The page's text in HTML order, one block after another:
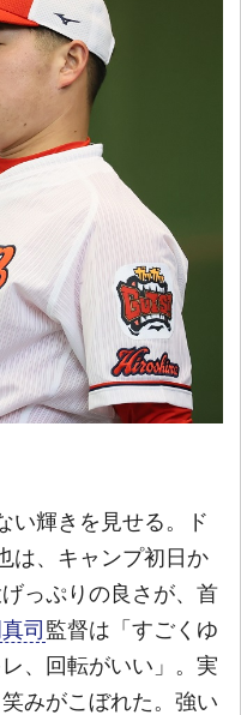
い輝きを見せる。ド
は、キャンプ初日か
っぷりの良さが、首
司 監督は「すごくゆ
、回転がいい」。実
みがこぼれた。強い